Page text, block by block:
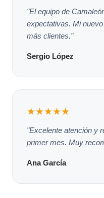
"El equipo de
expectativas. Mi
más clientes."
Sergio López
★★★★★
"Excelente atención y
primer mes. Muy
Ana García